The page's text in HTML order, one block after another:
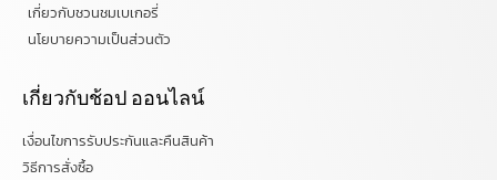
เกี่ยวกับชวนชมเบเกอรี่
นโยบายความเป็นส่วนตัว
เกี่ยวกับช้อป ออนไลน์
เงื่อนไขการรับประกันและคืนสินค้า
วิธีการสั่งซื้อ